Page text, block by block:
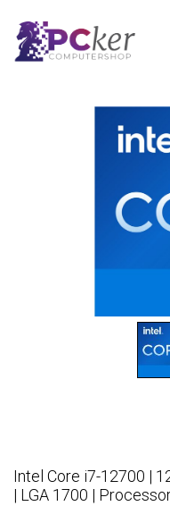
Intel Core i7-12700 |
| LGA 1700 |